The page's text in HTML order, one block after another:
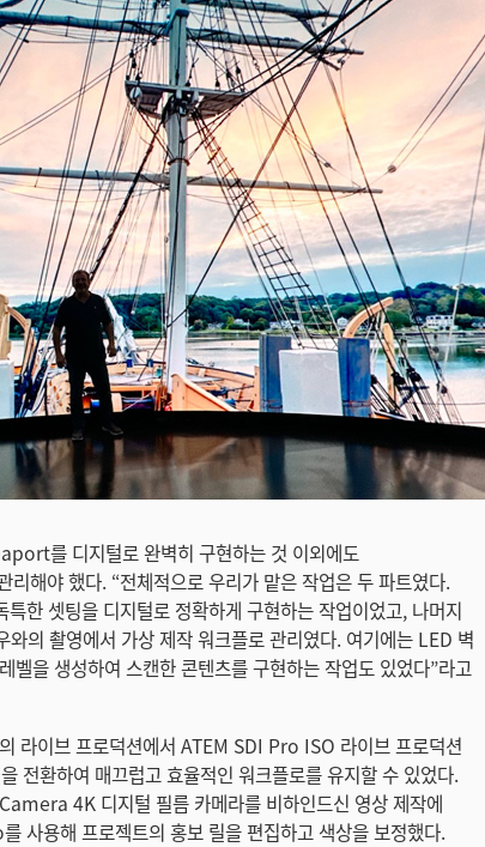
를 디지털로 완벽히 구현하는 것 이외에도
리해야 했다. “전체적으로 우리가 맡은 작업은 두 파트였다.
한 셋팅을 디지털로 정확하게 구현하는 작업이었고, 나머지
의 촬영에서 가상 제작 워크플로 관리였다. 여기에는 LED 벽
을 생성하여 스캔한 콘텐츠를 구현하는 작업도 있었다”라고
라이브 프로덕션에서 ATEM SDI Pro ISO 라이브 프로덕션
전환하여 매끄럽고 효율적인 워크플로를 유지할 수 있었다.
4K 디지털 필름 카메라를 비하인드신 영상 제작에
용해 프로젝트의 홍보 릴을 편집하고 색상을 보정했다.